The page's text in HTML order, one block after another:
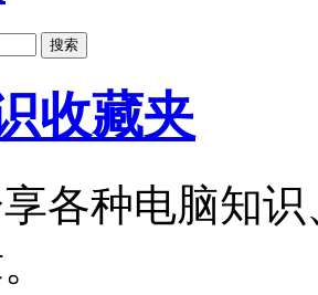
收藏夹
各种电脑知